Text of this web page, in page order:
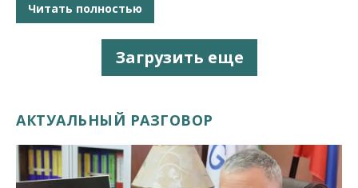
Читать полностью
Загрузить еще
АКТУАЛЬНЫЙ РАЗГОВОР